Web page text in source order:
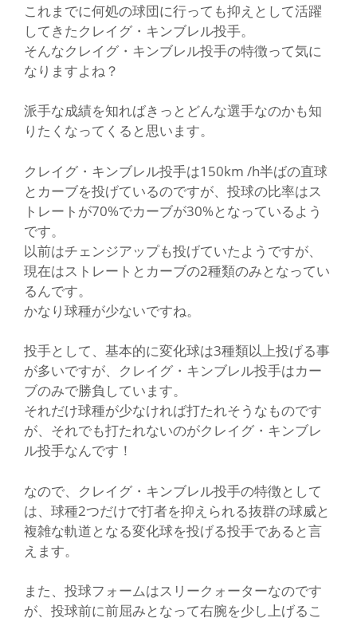
これまでに何処の球団に行っても抑えとして活躍
してきたクレイグ・キンブレル投手。
そんなクレイグ・キンブレル投手の特徴って気に
なりますよね？
派手な成績を知ればきっとどんな選手なのかも知
りたくなってくると思います。
クレイグ・キンブレル投手は150km /h半ばの直球
とカーブを投げているのですが、投球の比率はス
トレートが70%でカーブが30%となっているよう
です。
以前はチェンジアップも投げていたようですが、
現在はストレートとカーブの2種類のみとなってい
るんです。
かなり球種が少ないですね。
投手として、基本的に変化球は3種類以上投げる事
が多いですが、クレイグ・キンブレル投手はカー
ブのみで勝負しています。
それだけ球種が少なければ打たれそうなものです
が、それでも打たれないのがクレイグ・キンブレ
ル投手なんです！
なので、クレイグ・キンブレル投手の特徴として
は、球種2つだけで打者を抑えられる抜群の球威と
複雑な軌道となる変化球を投げる投手であると言
えます。
また、投球フォームはスリークォーターなのです
が、投球前に前屈みとなって右腕を少し上げるこ